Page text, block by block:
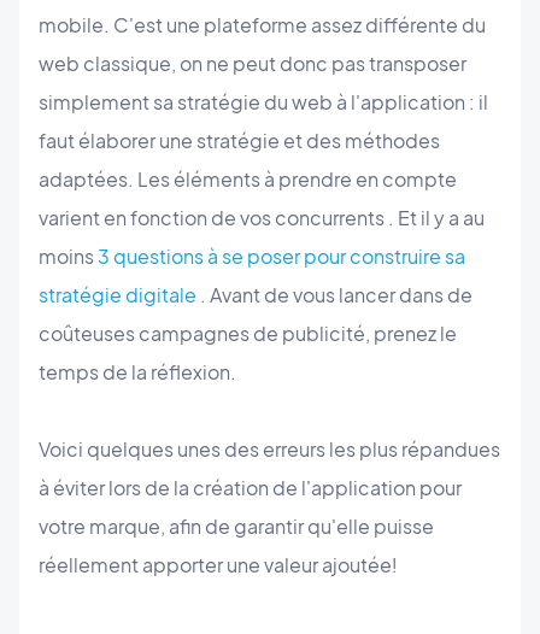
mobile. C'est une plateforme assez différente du
web classique, on ne peut donc pas transposer
simplement sa stratégie du web à l'application : il
faut élaborer une stratégie et des méthodes
adaptées. Les éléments à prendre en compte
varient en fonction de vos concurrents . Et il y a au
moins3 questions à se poser pour construire sa
stratégie digitale . Avant de vous lancer dans de
coûteuses campagnes de publicité, prenez le
temps de la réflexion.
Voici quelques unes des erreurs les plus répandues
à éviter lors de la création de l'application pour
votre marque, afin de garantir qu'elle puisse
réellement apporter une valeur ajoutée!